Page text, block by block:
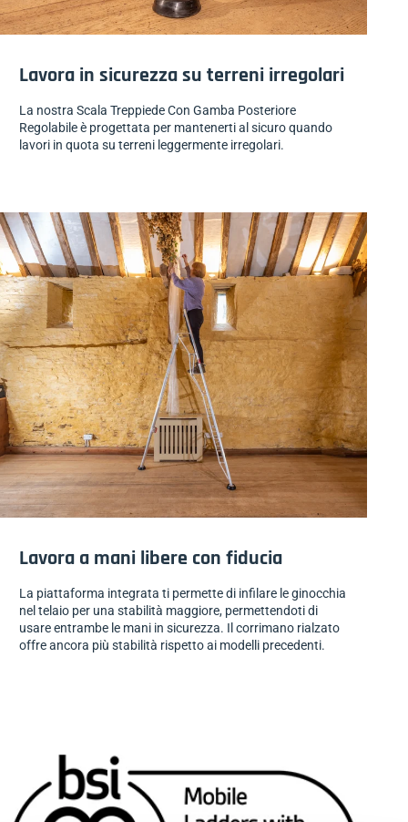
Lavora in sicurezza su terreni irregolari
La nostra Scala Treppiede Con Gamba Posteriore
Regolabile è progettata per mantenerti al sicuro quando
lavori in quota su terreni leggermente irregolari.
Lavora a mani libere con fiducia
La piattaforma integrata ti permette di infilare le ginocchia
nel telaio per una stabilità maggiore, permettendoti di
usare entrambe le mani in sicurezza. Il corrimano rialzato
offre ancora più stabilità rispetto ai modelli precedenti.